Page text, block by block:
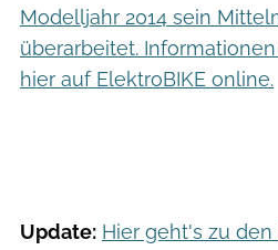
Modelljahr 2014 sein
überarbeitet.
hier auf ElektroBIKE online.
Update: Hier geht's zu